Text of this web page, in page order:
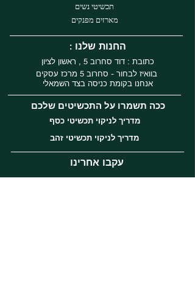
תכשיטי נשים
מארזים מפנקים
כתובת : דוד סחרוב 5 , ראשון לציון
אנחנו בקומת כניסה בצד השמאלי
מדריך לניקוי תכשיטי כסף
מדריך לניקוי תכשיטי זהב
עקבו אחרינו
Instagram